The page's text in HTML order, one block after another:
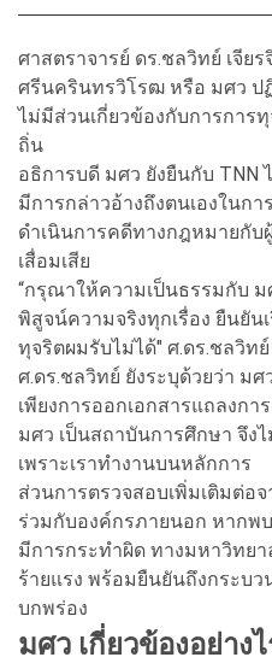
ศาสตราจารย์ ดร.ชลวิทย์ เจีย
ศรีนครินทรวิโรฒ หรือ มศว ป
ไม่มีส่วนเกี่ยวข้องกับการการ
ถิ่น
อธิการบดี มศว ยังยืนกับ TNN
มีการกล่าวอ้างถึงตนเองในก
ดำเนินการคดีทางกฎหมายกับ
เสื่อมเสีย
“กรุณาให้ความเป็นธรรมกับ
พิสูจน์ความจริงทุกเรื่อง ยืนยัน
ทุจริตผมรับไม่ได้" ศ.ดร.ชลวิท
ศ.ดร.ชลวิทย์ ยังระบุด้วยว่า ม
เพียงการออกเอกสารแถลงก
มศว เป็นสถาบันการศึกษา จึง
เพราะเราทำงานบนหลักการ
ส่วนการตรวจสอบเพิ่มเติมต่อ
ร่วมกับองค์กรภายนอก หากพ
มีการกระทำผิด ทางมหาวิทย
ร้ายแรง พร้อมยืนยันถึงกระบ
บกพร่อง
มศว เกี่ยวข้องอย่าง